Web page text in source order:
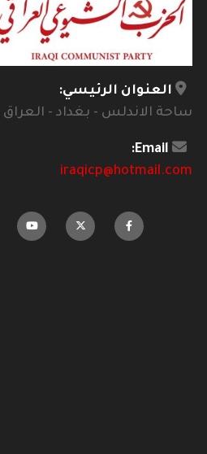
العنوان الرئيسي:
ساحة الاندلس - بغداد - العراق
Email:
iraqicp@hotmail.com